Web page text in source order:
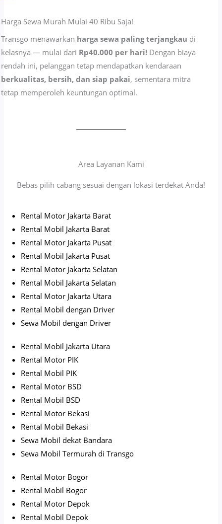
Harga Sewa Murah Mulai 40 Ribu Saja!
Transgo menawarkan harga sewa paling terjangkau di
kelasnya — mulai dari Rp40.000 per hari! Dengan biaya
rendah ini, pelanggan tetap mendapatkan kendaraan
berkualitas, bersih, dan siap pakai, sementara mitra
tetap memperoleh keuntungan optimal.
Area Layanan Kami
Bebas pilih cabang sesuai dengan lokasi terdekat Anda!
Rental Motor Jakarta Barat
Rental Mobil Jakarta Barat
Rental Motor Jakarta Pusat
Rental Mobil Jakarta Pusat
Rental Motor Jakarta Selatan
Rental Mobil Jakarta Selatan
Rental Motor Jakarta Utara
Rental Mobil dengan Driver
Sewa Mobil dengan Driver
Rental Mobil Jakarta Utara
Rental Motor PIK
Rental Mobil PIK
Rental Motor BSD
Rental Mobil BSD
Rental Motor Bekasi
Rental Mobil Bekasi
Sewa Mobil dekat Bandara
Sewa Mobil Termurah di Transgo
Rental Motor Bogor
Rental Mobil Bogor
Rental Motor Depok
Rental Mobil Depok